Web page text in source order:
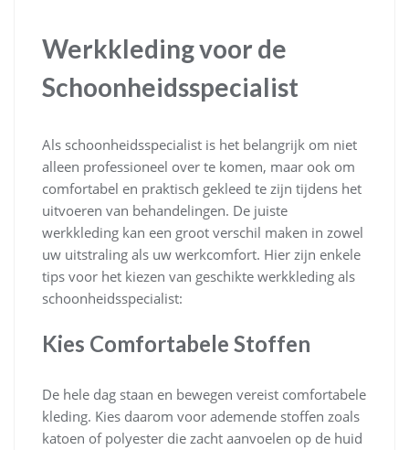
Werkkleding voor de
Schoonheidsspecialist
Als schoonheidsspecialist is het belangrijk om niet
alleen professioneel over te komen, maar ook om
comfortabel en praktisch gekleed te zijn tijdens het
uitvoeren van behandelingen. De juiste
werkkleding kan een groot verschil maken in zowel
uw uitstraling als uw werkcomfort. Hier zijn enkele
tips voor het kiezen van geschikte werkkleding als
schoonheidsspecialist:
Kies Comfortabele Stoffen
De hele dag staan en bewegen vereist comfortabele
kleding. Kies daarom voor ademende stoffen zoals
katoen of polyester die zacht aanvoelen op de huid